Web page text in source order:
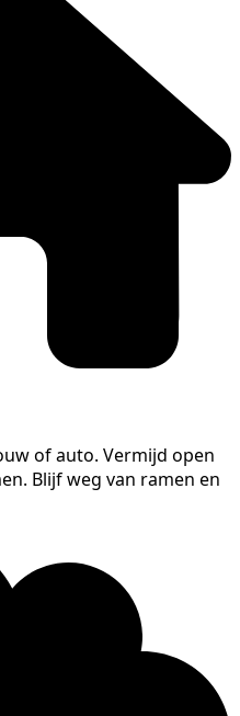
of auto. Vermijd open
Blijf weg van ramen en